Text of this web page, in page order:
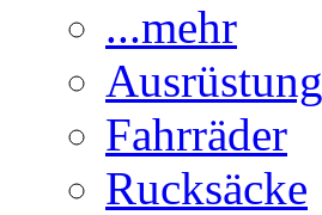
...mehr
Ausrüstung
Fahrräder
Rucksäcke